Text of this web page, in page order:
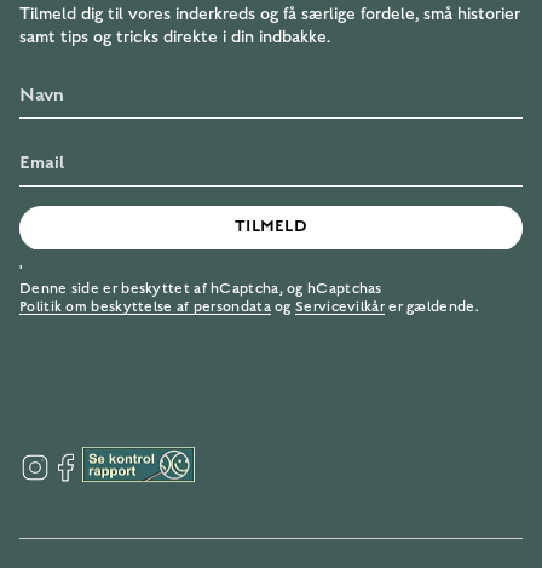
Tilmeld dig til vores inderkreds og få særlige fordele, små historier
samt tips og tricks direkte i din indbakke.
TILMELD
'
Denne side er beskyttet af hCaptcha, og hCaptchas
Politik om beskyttelse af persondataogServicevilkårer gældende.
F
a